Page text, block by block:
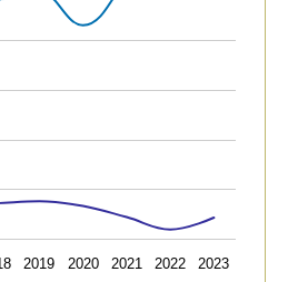
2019 2020 2021 2022 2023